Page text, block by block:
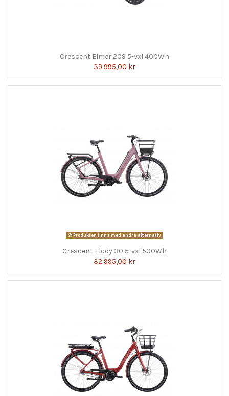
Crescent Elmer 20S 5-vxl 400Wh
39 995,00 kr
Produkten finns med andra alternativ
Crescent Elody 30 5-vxl 500Wh
32 995,00 kr